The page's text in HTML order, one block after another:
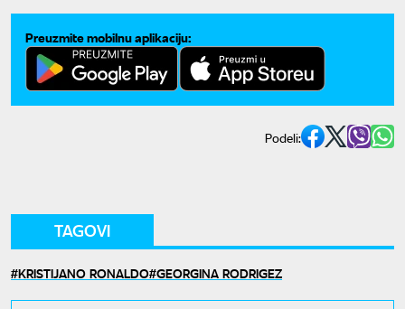
Preuzmite mobilnu aplikaciju:
Podeli:
TAGOVI
KRISTIJANO RONALDO GEORGINA RODRIGEZ